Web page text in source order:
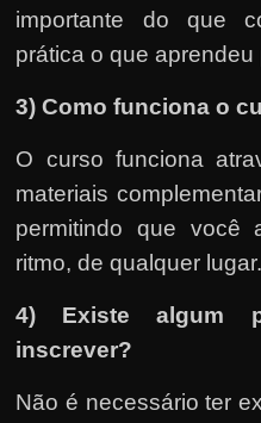
importante do que
prática o que
3) Como funciona o
O curso funciona
materiais
permitindo que você
ritmo, de qualquer lugar.
4) Existe algum
inscrever?
Não é necessário ter